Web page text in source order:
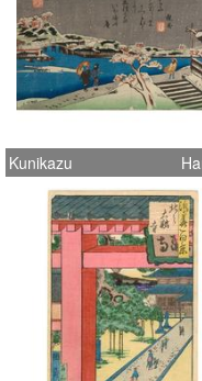
Kunikazu